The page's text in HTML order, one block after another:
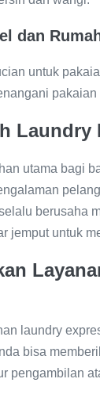
dan
untuk
Laundry
utama bagi
berusaha
jemput untuk
laundry
bisa
pengambilan